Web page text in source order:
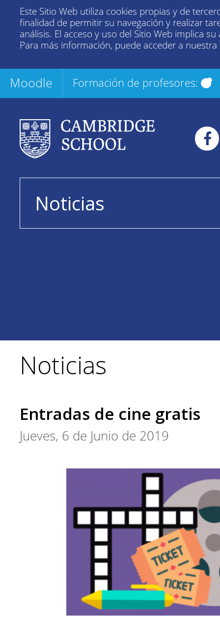
Este Sitio Web utiliza cookies propias y de
finalidad de permitir su navegación y realizar
análisis. El acceso y uso del Sitio Web implica su
Para más información, puede acceder a nuestra
Moodle Formación de profesores:
Noticias
Noticias
Entradas de cine gratis
Jueves, 6 de Junio de 2019